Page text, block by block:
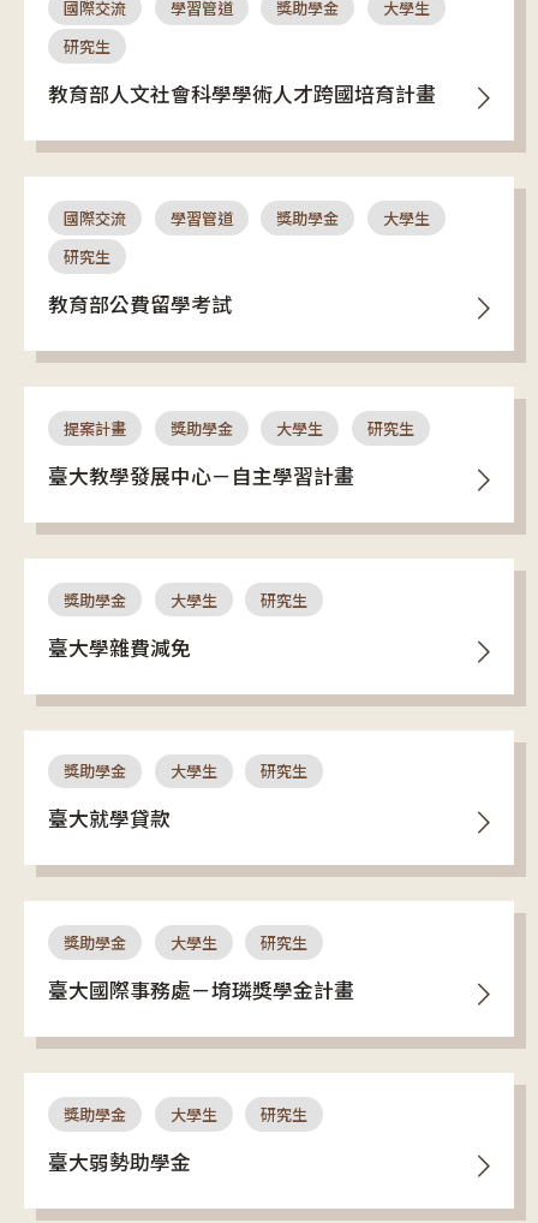
國際交流 學習管道 獎助學金
大學生
研究生
教育部人文社會科學學術人才跨國培育計畫
國際交流 學習管道 獎助學金
大學生
研究生
教育部公費留學考試
提案計畫 獎助學金 大學生 研究生
臺大教學發展中心－自主學習計畫
獎助學金 大學生 研究生
臺大學雜費減免
獎助學金 大學生 研究生
臺大就學貸款
獎助學金 大學生 研究生
臺大國際事務處－堉璘獎學金計畫
獎助學金 大學生 研究生
臺大弱勢助學金